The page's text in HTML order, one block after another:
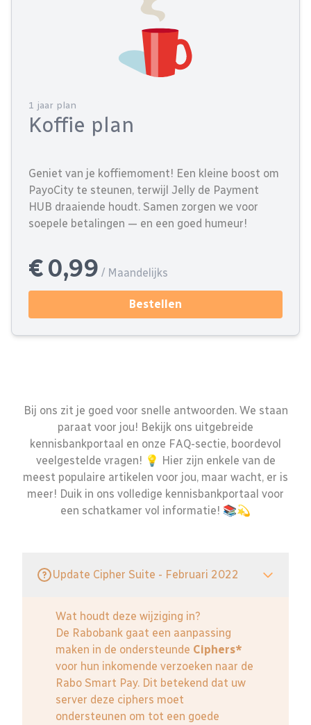
1 jaar plan
Koffie plan
Geniet van je koffiemoment! Een kleine boost om
PayoCity te steunen, terwijl Jelly de Payment
HUB draaiende houdt. Samen zorgen we voor
soepele betalingen — en een goed humeur!
€ 0,99 / Maandelijks
Bestellen
Bij ons zit je goed voor snelle antwoorden. We staan
paraat voor jou! Bekijk ons uitgebreide
kennisbankportaal en onze FAQ-sectie, boordevol
veelgestelde vragen! 💡 Hier zijn enkele van de
meest populaire artikelen voor jou, maar wacht, er is
meer! Duik in ons volledige kennisbankportaal voor
een schatkamer vol informatie! 📚💫
Update Cipher Suite - Februari 2022
Wat houdt deze wijziging in?
De Rabobank gaat een aanpassing
maken in de ondersteunde Ciphers*
voor hun inkomende verzoeken naar de
Rabo Smart Pay. Dit betekend dat uw
server deze ciphers moet
ondersteunen om tot een goede